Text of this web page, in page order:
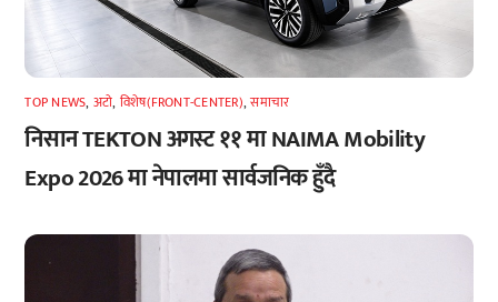
TOP NEWS, अटाे, विशेष(FRONT-CENTER),समाचार
निसान TEKTON अगस्ट ११ मा NAIMA Mobility
Expo 2026 मा नेपालमा सार्वजनिक हुँदै